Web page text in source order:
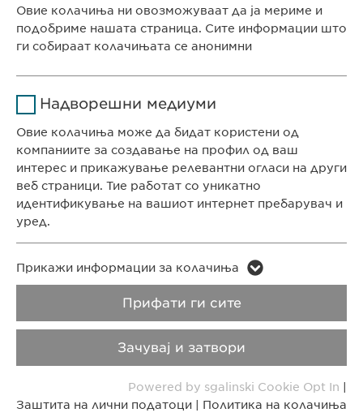
Евофарма АГ Претставништво Скопје
Антон Попов 1-2/3
Скопје, Северна Македонија
КОНТАКТ
info@ewopharma.mk
Заштита на лични
податоци
Политика на
колачиња
Импресум Правни напомени
Copyright © Ewopharma AG
sgalinski
Времетраење
Цел
согласност за колачиња
Овие колачиња ни овозможуваат да ја мериме и
подобриме нашата страница. Сите информации што
ги собираат колачињата се анонимни
Google
Времетраење
Име vuid
услуги
Vimeo
2 years
Цел
Collects data on users visiting the
website.
Надворешни медиуми
Овие колачиња може да бидат користени од
компаниите за создавање на профил од ваш
интерес и прикажување релевантни огласи на други
веб страници. Тие работат со уникатно
идентификување на вашиот интернет пребарувач и
уред.
LinkedIn
2 години
Tracking the use of embedded
services.
Прикажи информации за колачиња
Зачувај и затвори
Прифати ги сите
Powered by sgalinski Cookie Opt In
Заштита на лични податоци
Политика на колачиња